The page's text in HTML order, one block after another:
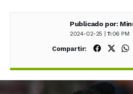
Publicado por:
2024-02-25 | 11:06 PM
Compartir: